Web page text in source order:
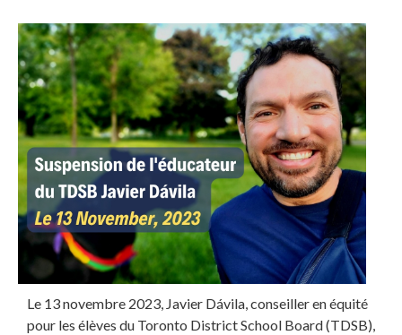
Le 13 novembre 2023, Javier Dávila, conseiller en équité
pour les élèves du Toronto District School Board (TDSB),